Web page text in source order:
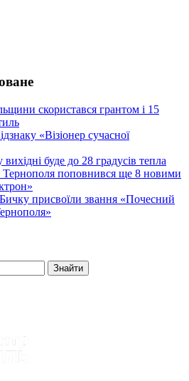
скористався грантом і 15
«Візіонер сучасної
буде до 28 градусів тепла
Тернополя поповнився ще 8 новими
присвоїли звання «Почесний
Знайти